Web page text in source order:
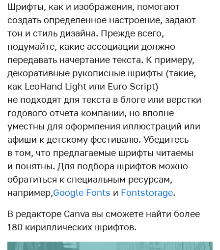
Шрифты, как и изображения, помогают
создать определенное настроение, задают
тон и стиль дизайна. Прежде всего,
подумайте, какие ассоциации должно
передавать начертание текста. К примеру,
декоративные рукописные шрифты (такие,
как LeoHand Light или Euro Script)
не подходят для текста в блоге или верстки
годового отчета компании, но вполне
уместны для оформления иллюстраций или
афиши к детскому фестивалю. Убедитесь
в том, что предлагаемые шрифты читаемы
и понятны. Для подбора шрифтов можно
обратиться к специальным ресурсам,
например,Google Fonts и Fontstorage.
В редакторе Canva вы сможете найти более
180 кириллических шрифтов.